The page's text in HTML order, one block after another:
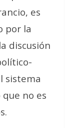
es
por la
discusión
sistema
no es